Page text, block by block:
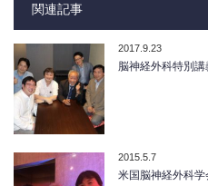
関連記事
2017.9.23
脳神経外科特別講
2015.5.7
米国脳神経外科